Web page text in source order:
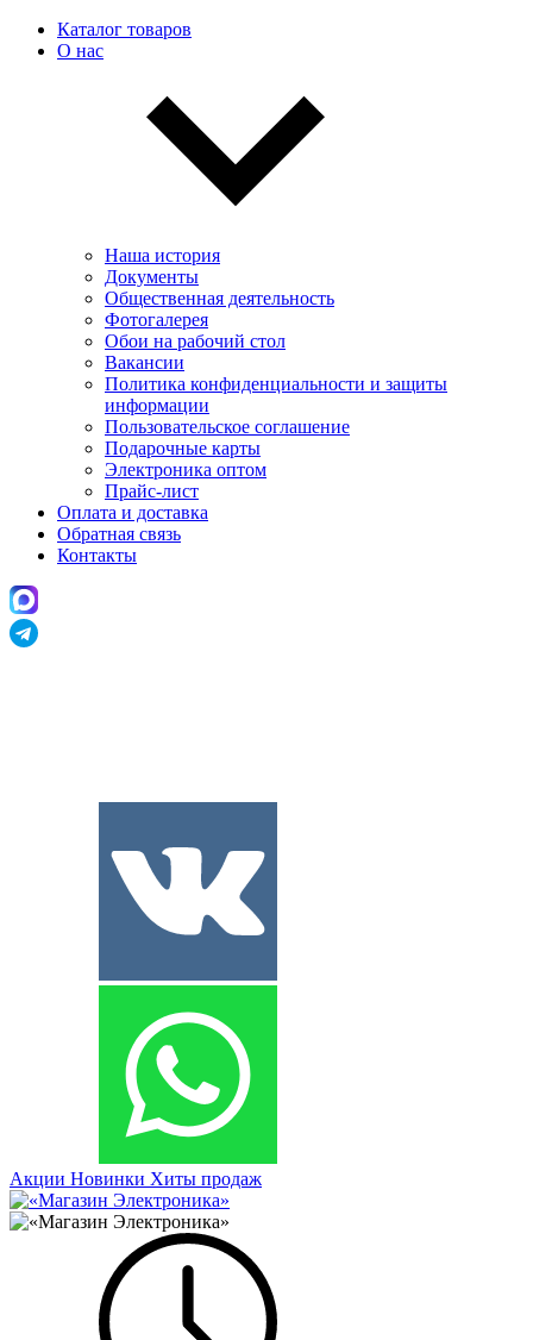
Каталог товаров
О нас
Наша история
Документы
Общественная деятельность
Фотогалерея
Обои на рабочий стол
Вакансии
Политика конфиденциальности и защиты
информации
Пользовательскоe соглашение
Подарочные карты
Электроника оптом
Прайс-лист
Оплата и доставка
Обратная связь
Контакты
Акции Новинки Хиты продаж